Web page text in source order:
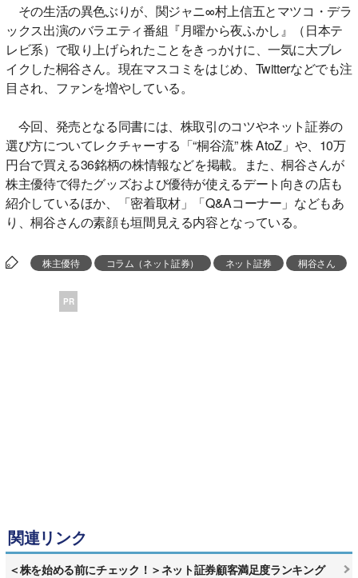
その生活の異色ぶりが、関ジャニ∞村上信五とマツコ・デラ
ックス出演のバラエティ番組『月曜から夜ふかし』（日本テ
レビ系）で取り上げられたことをきっかけに、一気に大ブレ
イクした桐谷さん。現在マスコミをはじめ、Twitterなどでも注
目され、ファンを増やしている。
今回、発売となる同書には、株取引のコツやネット証券の
選び方についてレクチャーする「“桐谷流” 株 AtoZ」や、10万
円台で買える36銘柄の株情報などを掲載。また、桐谷さんが
株主優待で得たグッズおよび優待が使えるデート向きの店も
紹介しているほか、「密着取材」「Q&Aコーナー」などもあ
り、桐谷さんの素顔も垣間見える内容となっている。
株主優待 コラム（ネット証券） ネット証券 桐谷さん
PR
関連リンク
＜株を始める前にチェック！＞ネット証券顧客満足度ランキング